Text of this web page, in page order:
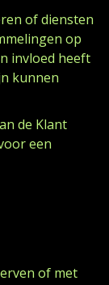
of diensten
op
invloed heeft
kunnen
de Klant
een
of met